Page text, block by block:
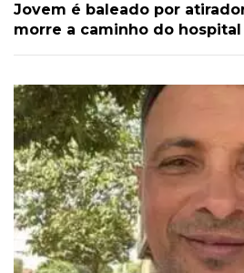
Jovem é baleado por
morre a caminho do hospital